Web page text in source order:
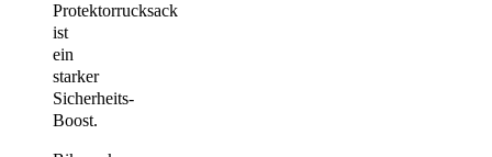
Protektorrucksack
ist
ein
starker
Sicherheits-
Boost.